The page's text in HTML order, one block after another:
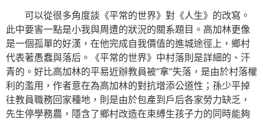
可以從很多角度談《平常的世界》對《人生》的改寫。
此中要害一點是小我與周遭的狀況的關系題目。高加林更像
是一個孤單的好漢，在他完成自我價值的進城途徑上，鄉村
代表著愚蠢與落后。《平常的世界》中村落則是詳細的、汗
青的。好比高加林的平易近辦教員被“拿”失落，是由於村落權
利的濫用，作者意在為高加林的對抗增添公道性；孫少平掉
往教員職務回家種地，則是由於包產到戶后各家勞力缺乏，
先生停學務農，隱含了鄉村改造在束縛生孩子力的同時能夠